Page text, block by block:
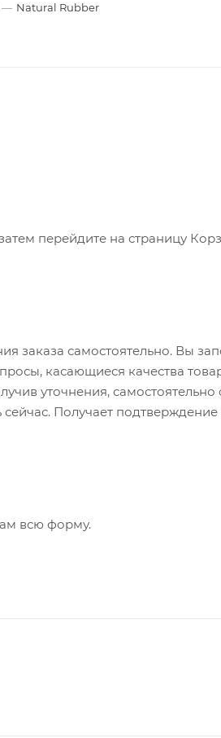
— Natural Rubber
перейдите на страницу
заказа самостоятельно. Вы
касающиеся качества
уточнения,
Получает
всю форму.